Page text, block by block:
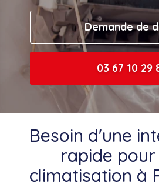
Demande de
03 67 10 29
Besoin d'une
rapide
climatisation à